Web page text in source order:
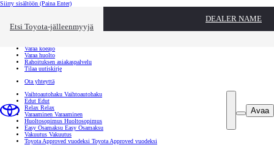
Siirry sisältöön (Paina Enter)
Etsi Toyota-jälleenmyyjä
DEALER NAME
Toyota palvelee Sulje
Varaa koeajo
Varaa huolto
Rahoituksen asiakaspalvelu
Tilaa uutiskirje
Ota yhteyttä
Avaa
Vaihtoautohaku Vaihtoautohaku
Edut Edut
Relax Relax
Varaaminen Varaaminen
Huoltosopimus Huoltosopimus
Easy Osamaksu Easy Osamaksu
Vakuutus Vakuutus
Toyota Approved vuodeksi Toyota Approved vuodeksi